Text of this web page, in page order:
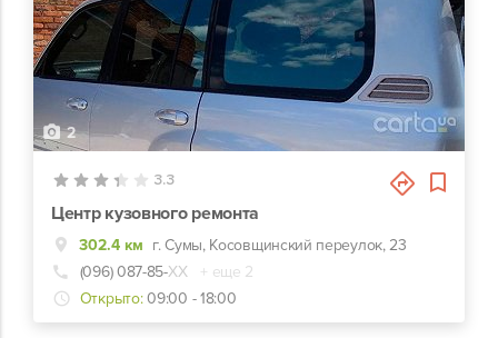
2
3.3
Центр кузовного ремонта
302.4 км г. Сумы, Косовщинский переулок, 23
(096) 087-85-ХХ
+ еще 2
Открыто: 09:00 - 18:00